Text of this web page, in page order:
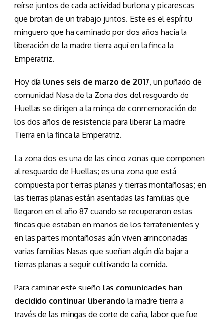
reírse juntos de cada actividad burlona y picarescas
que brotan de un trabajo juntos. Este es el espíritu
minguero que ha caminado por dos años hacia la
liberación de la madre tierra aquí en la finca la
Emperatriz.
Hoy día lunes seis de marzo de 2017, un puñado de
comunidad Nasa de la Zona dos del resguardo de
Huellas se dirigen a la minga de conmemoración de
los dos años de resistencia para liberar La madre
Tierra en la finca la Emperatriz.
La zona dos es una de las cinco zonas que componen
al resguardo de Huellas; es una zona que está
compuesta por tierras planas y tierras montañosas; en
las tierras planas están asentadas las familias que
llegaron en el año 87 cuando se recuperaron estas
fincas que estaban en manos de los terratenientes y
en las partes montañosas aún viven arrinconadas
varias familias Nasas que sueñan algún día bajar a
tierras planas a seguir cultivando la comida.
Para caminar este sueño las comunidades han
decidido continuar liberando la madre tierra a
través de las mingas de corte de caña, labor que fue